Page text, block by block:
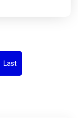
Last